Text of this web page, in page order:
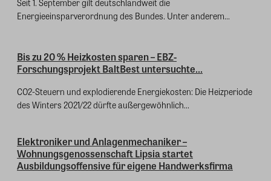
Seit 1. September gilt deutschlandweit die
Energieeinsparverordnung des Bundes. Unter anderem...
Bis zu 20 % Heizkosten sparen – EBZ-
Forschungsprojekt BaltBest untersuchte...
CO2-Steuern und explodierende Energiekosten: Die Heizperiode
des Winters 2021/22 dürfte außergewöhnlich...
Elektroniker und Anlagenmechaniker –
Wohnungsgenossenschaft Lipsia startet
Ausbildungsoffensive für eigene Handwerksfirma